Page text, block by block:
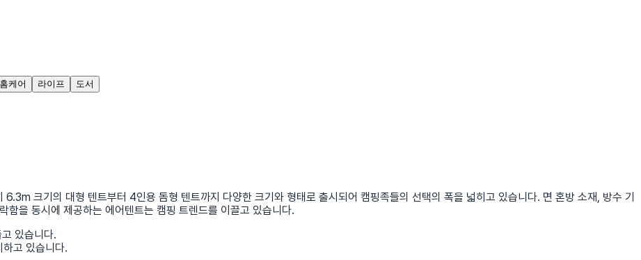
홈케어 라이프 도서
크기의 대형 텐트부터 4인용 돔형 텐트까지 다양한 크기와 형태로 출시되어 캠핑족들의 선택의 폭을 넓히고 있습니다. 면 혼방 소재, 방수 기
을 동시에 제공하는 에어텐트는 캠핑 트렌드를 이끌고 있습니다.
있습니다.
하고 있습니다.